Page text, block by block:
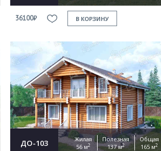
36100₽ В КОРЗИНУ
ДО-103
Жилая
56 м2
Полезная
137 м2
Общая
165 м2
ОФОРМИТЬ ЗАКАЗ